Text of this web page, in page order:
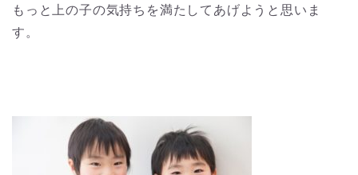
もっと上の子の気持ちを満たしてあげようと思いま
す。